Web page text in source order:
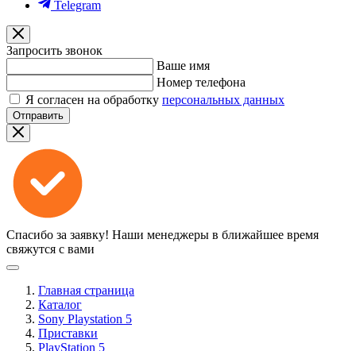
Telegram
Запросить звонок
Ваше имя
Номер телефона
Я согласен на обработку персональных данных
Отправить
Спасибо за заявку! Наши менеджеры в ближайшее время
свяжутся с вами
Главная страница
Каталог
Sony Playstation 5
Приставки
PlayStation 5